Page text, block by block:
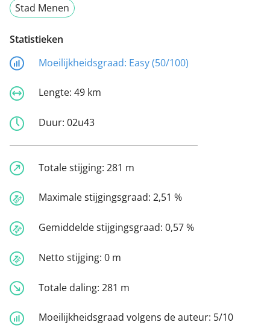
Stad Menen
Statistieken
Moeilijkheidsgraad: Easy (50/100)
Lengte: 49 km
Duur: 02u43
Totale stijging: 281 m
Maximale stijgingsgraad: 2,51 %
Gemiddelde stijgingsgraad: 0,57 %
Netto stijging: 0 m
Totale daling: 281 m
Moeilijkheidsgraad volgens de auteur: 5/10